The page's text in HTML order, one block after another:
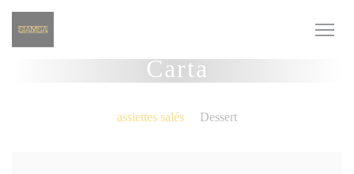
Personalización de sus opciones de cookies
Carta
assiettes salés Dessert